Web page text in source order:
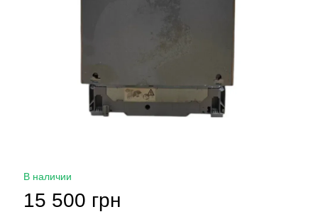
В наличии
15 500 грн